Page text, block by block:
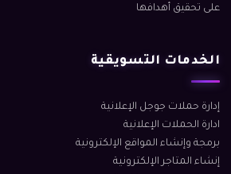
على تحقيق أهدافها
الخدمات التسويقية
إدارة حملات جوجل الإعلانية
ادارة الحملات الإعلانية
برمجة وإنشاء المواقع الإلكترونية
إنشاء المتاجر الإلكترونية